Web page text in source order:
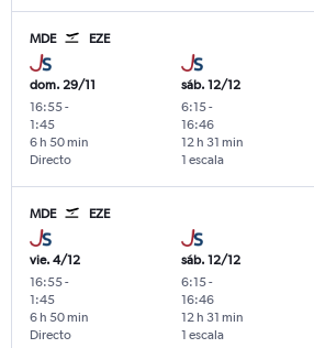
MDE EZE
dom. 29/11
16:55-
1:45
Directo
6 h 50 min
sáb. 12/12
6:15-
16:46
1 escala
12 h 31 min
MDE EZE
vie. 4/12
16:55-
1:45
Directo
6 h 50 min
sáb. 12/12
6:15-
16:46
1 escala
12 h 31 min